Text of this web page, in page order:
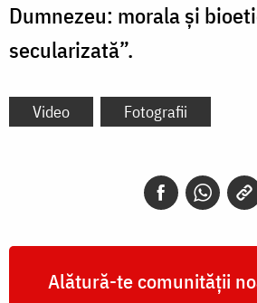
Dumnezeu: morala și
secularizată”.
Video Fotografii
Alătură-te comunității